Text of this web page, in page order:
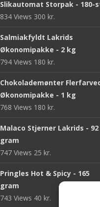
Slikautomat Storpak - 180-
834 Views 300 kr.
Salmiakfyldt Lakrids
Økonomipakke - 2 kg
794 Views 180 kr.
Chokolademønter
Økonomipakke - 1 kg
768 Views 180 kr.
Malaco Stjerner Lakrids - 92
gram
747 Views 25 kr.
Pringles Hot & Spicy - 165
gram
743 Views 40 kr.